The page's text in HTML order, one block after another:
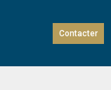
Contacter